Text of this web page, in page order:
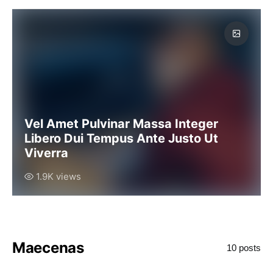
Vel Amet Pulvinar Massa Integer
Libero Dui Tempus Ante Justo Ut
Viverra
1.9K views
Maecenas 10 posts